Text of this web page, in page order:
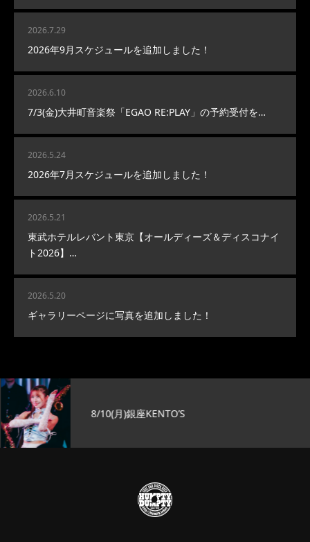
2026.7.29
2026年9月スケジュールを追加しました！
2026.6.10
7/3(金)大井町音楽祭「EGAO RE:PLAY」の予約受付を…
2026.5.24
2026年7月スケジュールを追加しました！
2026.5.21
東武ホテルレバント東京【オールディーズ＆ディスコナイ
ト2026】…
2026.5.20
ギャラリーページに写真を追加しました！
8/10(月)銀座KENTO’S